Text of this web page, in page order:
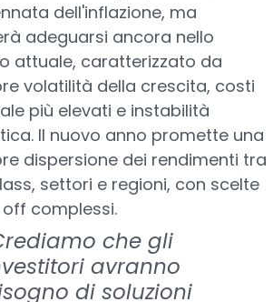
dell'inflazione, ma
adeguarsi ancora nello
attuale, caratterizzato da
volatilità della crescita, costi
più elevati e instabilità
Il nuovo anno promette una
dispersione dei rendimenti tra
settori e regioni, con scelte
complessi.
che gli
avranno
di soluzioni